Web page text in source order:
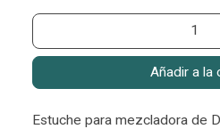
Añadir a la
Estuche para mezcladora de